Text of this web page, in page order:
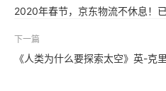
2020年春节，京东物流不休息！已
下一篇
《人类为什么要探索太空》英-克